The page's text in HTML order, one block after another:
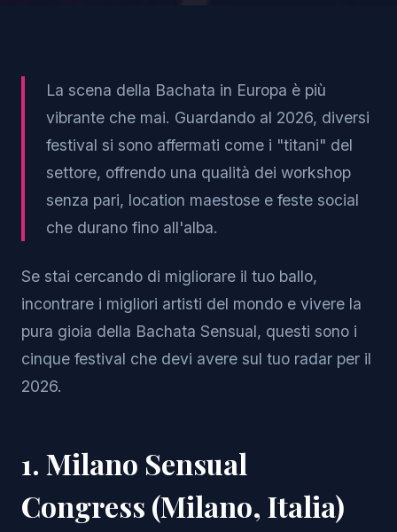
La scena della Bachata in Europa è più
vibrante che mai. Guardando al 2026, diversi
festival si sono affermati come i "titani" del
settore, offrendo una qualità dei workshop
senza pari, location maestose e feste social
che durano fino all'alba.
Se stai cercando di migliorare il tuo ballo,
incontrare i migliori artisti del mondo e vivere la
pura gioia della Bachata Sensual, questi sono i
cinque festival che devi avere sul tuo radar per il
2026.
1. Milano Sensual
Congress (Milano, Italia)